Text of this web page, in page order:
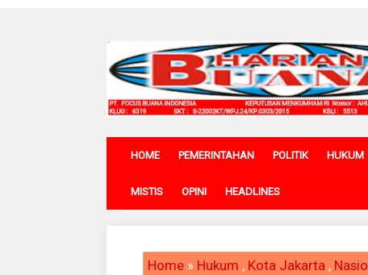
HOME PEMERINTAHAN POLITIK HUKUM
MISTIS OPINI HEADLINES
Home » Hukum , Kota Jakarta ,